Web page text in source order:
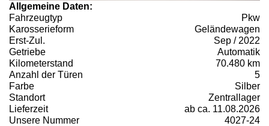
Allgemeine Daten:
Fahrzeugtyp
Pkw
Karosserieform
Geländewagen
Erst-Zul.
Sep / 2022
Getriebe
Automatik
Kilometerstand
70.480 km
Anzahl der Türen
5
Farbe
Silber
Standort
Zentrallager
Lieferzeit
ab ca. 11.08.2026
Unsere Nummer
4027-24